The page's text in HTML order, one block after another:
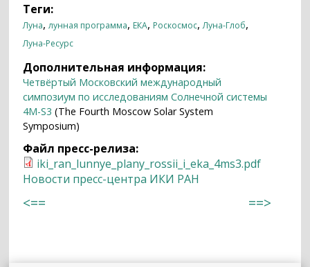
Теги:
Луна,лунная программа, ЕКА, Роскосмос,Луна-Глоб,
Луна-Ресурс
Дополнительная информация:
Четвёртый Московский международный
симпозиум по исследованиям Солнечной системы
4M-S3 (The Fourth Moscow Solar System
Symposium)
Файл пресс-релиза:
iki_ran_lunnye_plany_rossii_i_eka_4ms3.pdf
Новости пресс-центра ИКИ РАН
<== ==>